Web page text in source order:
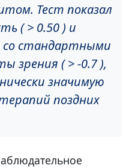
Тест показал
( > 0.50 ) и
со стандартными
зрения ( > -0.7 ),
значимую
поздних